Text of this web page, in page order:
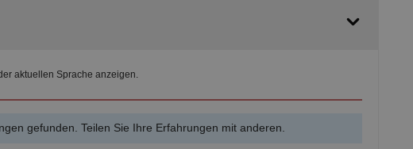
aktuellen Sprache anzeigen.
gefunden. Teilen Sie Ihre Erfahrungen mit anderen.